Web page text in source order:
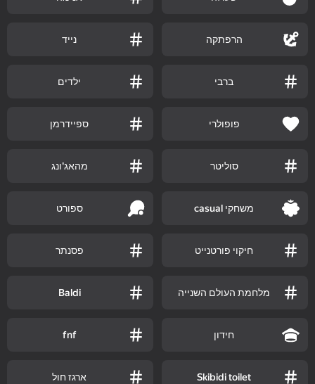
הרפתקה נייד
ברבי ילדים
פופולרי ספיידרמן
סוליטר מהאג'ונג
משחקי casual ספורט
חיקוי פורטנייט פסנתר
מלחמת העולם השנייה Baldi
חידון fnf
Skibidi toilet ארגז חול